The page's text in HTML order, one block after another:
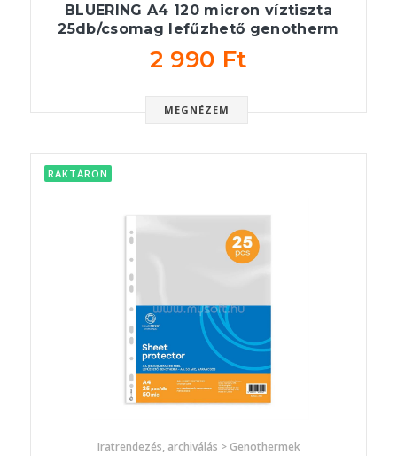
BLUERING A4 120 micron víztiszta
25db/csomag lefűzhető genotherm
2 990 Ft
MEGNÉZEM
RAKTÁRON
Iratrendezés, archiválás > Genothermek